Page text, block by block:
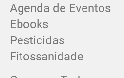
Agenda de Eventos
Ebooks
Pesticidas
Fitossanidade